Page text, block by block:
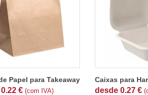
Papel para Takeaway
0.22 € (com IVA)
Caixas para
desde 0.27 €